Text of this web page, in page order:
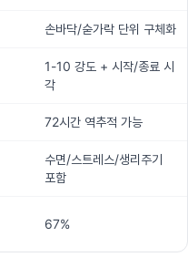
손바닥/숟가락 단위 구체화
1-10 강도 + 시작/종료 시
각
72시간 역추적 가능
수면/스트레스/생리주기
포함
67%